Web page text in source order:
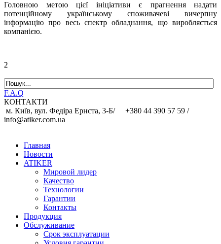
Головною метою цієї ініціативи є прагнення надати
потенційному українському споживачеві вичерпну
інформацію про весь спектр обладнання, що виробляється
компанією.
2
F.A.Q
КОНТАКТИ
м. Київ, вул. Федіра Ернста, 3-Б/
+380 44 390 57 59 /
info@atiker.com.ua
Главная
Новости
ATIKER
Мировой лидер
Качество
Технологии
Гарантии
Контакты
Продукция
Обслуживание
Срок эксплуатации